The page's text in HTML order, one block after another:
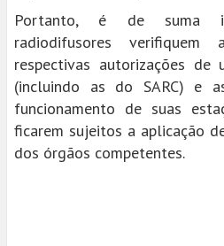
Portanto, é de suma
radiodifusores
respectivas autorizações de
(incluindo as do SARC) e
funcionamento de suas
ficarem sujeitos a aplicação
dos órgãos competentes.